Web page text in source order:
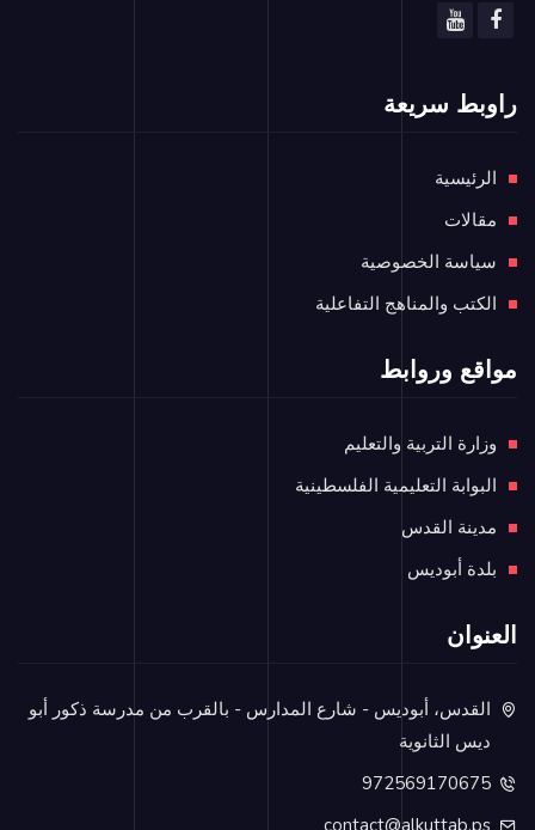
راوبط سريعة
الرئيسية
مقالات
سياسة الخصوصية
الكتب والمناهج التفاعلية
مواقع وروابط
وزارة التربية والتعليم
البوابة التعليمية الفلسطينية
مدينة القدس
بلدة أبوديس
العنوان
القدس، أبوديس - شارع المدارس - بالقرب من مدرسة ذكور أبو
ديس الثانوية
972569170675
contact@alkuttab.ps